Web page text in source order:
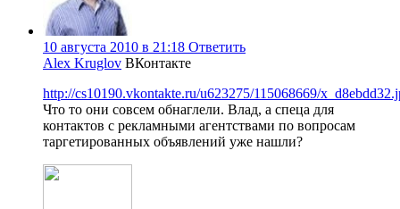
10 августа 2010 в 21:18 Ответить
Alex Kruglov ВКонтакте
http://cs10190.vkontakte.ru/u623275/115068669/
Что то они совсем обнаглели. Влад, а спеца для
контактов с рекламными агентствами по вопросам
таргетированных объявлений уже нашли?